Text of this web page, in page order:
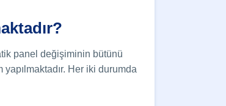
panel değişiminin bütünü
Her iki durumda